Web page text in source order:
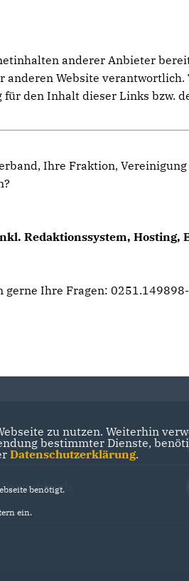
anderer Anbieter
Website
den Inhalt dieser Links bzw.
Ihre Fraktion,
Redaktionssystem, Hosting,
Ihre Fragen:
Brandenburg
zu nutzen. Weiterhin
bestimmter Dienste,
Datenschutzerklärung.
benötigt.
ein.